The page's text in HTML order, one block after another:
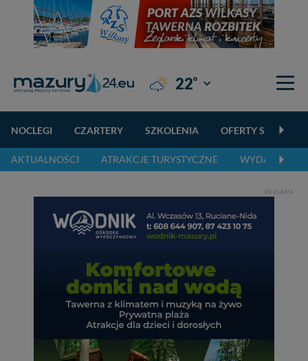
22° Giżycko
NOCLEGI CZARTERY SZKOLENIA OFERTY
AKTUALNOŚCI ATRAKCJE TURYSTYCZNE WYDARZENIA
REKLAMA